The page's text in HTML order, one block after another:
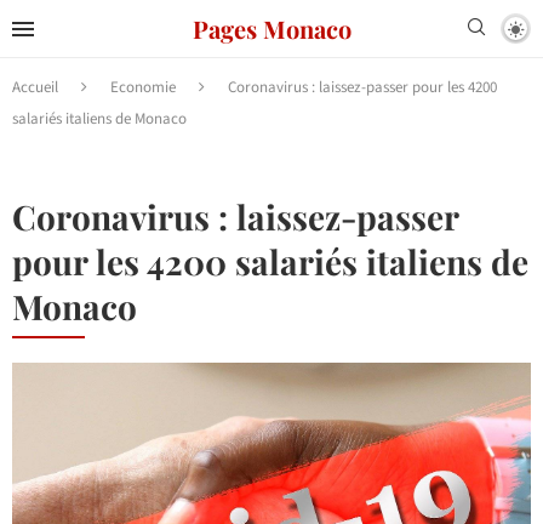
Pages Monaco
Accueil Economie
Coronavirus : laissez-passer pour les 4200
salariés italiens de Monaco
Coronavirus : laissez-passer
pour les 4200 salariés italiens de
Monaco